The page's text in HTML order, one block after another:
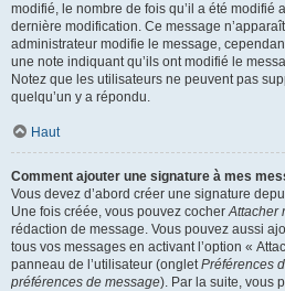
modifié, le nombre de fois qu’il a été modifié
dernière modification. Ce message
administrateur modifie le message,
une note indiquant qu’ils ont modifié le
Notez que les utilisateurs ne peuvent pas
quelqu’un y a répondu.
Haut
Comment ajouter une signature à mes
Vous devez d’abord créer une signature
Une fois créée, vous pouvez cocherAttacher
rédaction de message. Vous pouvez aussi
tous vos messages en activant l’option «
panneau de l’utilisateur (ongletPréférences
préférences de message). Par la suite, vous